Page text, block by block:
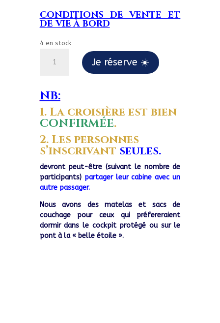
CONDITIONS DE VENTE ET
DE VIE À BORD
4 en stock
au
12/07/25
Mykonos-
Santorin-
Crète
Je réserve ☀️
NB:
1. La croisière est bien
CONFIRMÉE.
2. Les personnes
s’inscrivant seules.
devront peut-être (suivant le nombre de
participants) partager leur cabine avec un
autre passager.
Nous avons des matelas et sacs de
couchage pour ceux qui préfereraient
dormir dans le cockpit protégé ou sur le
pont à la « belle étoile ».